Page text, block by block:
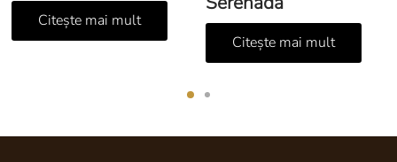
Citește mai mult
Citește mai mult